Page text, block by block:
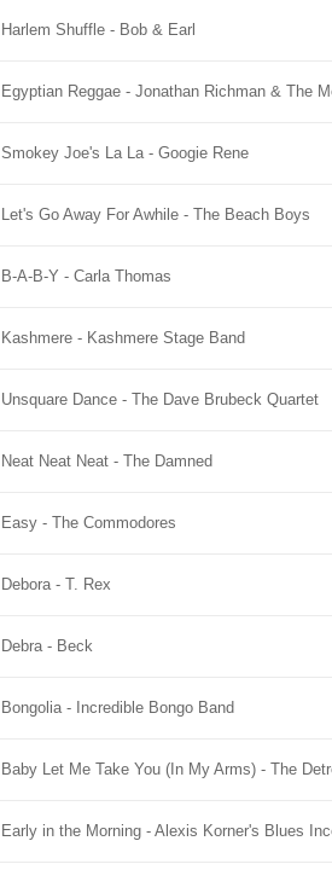
Harlem Shuffle - Bob & Earl
Egyptian Reggae - Jonathan Richman & The
Smokey Joe's La La - Googie Rene
Let's Go Away For Awhile - The Beach Boys
B-A-B-Y - Carla Thomas
Kashmere - Kashmere Stage Band
Unsquare Dance - The Dave Brubeck Quartet
Neat Neat Neat - The Damned
Easy - The Commodores
Debora - T. Rex
Debra - Beck
Bongolia - Incredible Bongo Band
Baby Let Me Take You (In My Arms) - The
Early in the Morning - Alexis Korner's Blues